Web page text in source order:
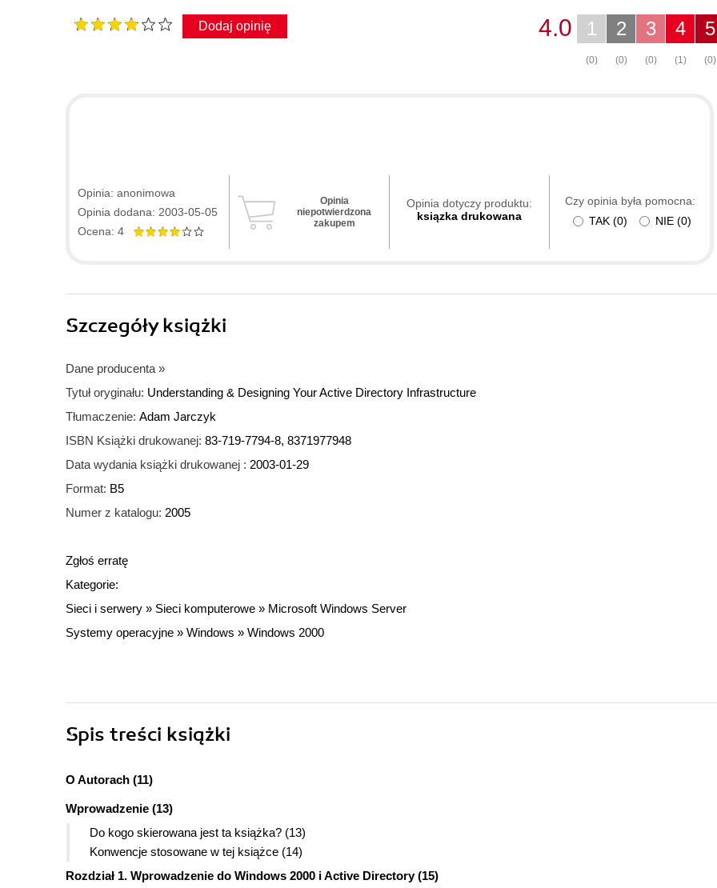
Dodaj opinię 5
(0)
4
(1)
3
(0)
2
(0)
1
(0)
4.0
Opinia: anonimowa
Opinia dodana: 2003-05-05
Ocena: 4
Opinia
niepotwierdzona
zakupem
Opinia dotyczy produktu:
ksiązka drukowana
Czy opinia była pomocna:
TAK (0) NIE (0)
Szczegółyksiążki
Dane producenta »
Tytuł oryginału: Understanding & Designing Your Active Directory Infrastructure
Tłumaczenie: Adam Jarczyk
ISBN Książki drukowanej: 83-719-7794-8, 8371977948
Data wydania książki drukowanej : 2003-01-29
Format: B5
Numer z katalogu: 2005
Zgłoś erratę
Kategorie:
Sieci i serwery » Sieci komputerowe » Microsoft Windows Server
Systemy operacyjne » Windows » Windows 2000
Spis treści książki
O Autorach (11)
Wprowadzenie (13)
Do kogo skierowana jest ta książka? (13)
Konwencje stosowane w tej książce (14)
Rozdział 1. Wprowadzenie do Windows 2000 i Active Directory (15)